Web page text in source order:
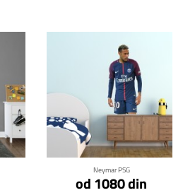
Neymar PSG
od 1080 din
Klikni za detalje